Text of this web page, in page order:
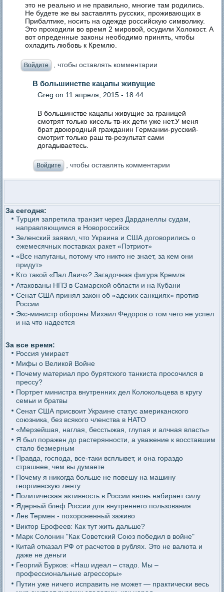
это не реально и не правильно, многие там родились.
Не будете же вы заставлять русских, проживающих в
Прибалтике, носить на одежде российскую символику.
Это проходили во время 2 мировой, осудили Холокост. А
вот опреденные законы неободимо принять, чтобы
охладить любовь к Кремлю.
Войдите , чтобы оставлять комментарии
В большинстве кацапы живущие
Greg on 11 апреля, 2015 - 18:44
В большинстве кацапы живущие за границей
смотрят только кисель тв-их дети уже нет.У меня
брат двоюродный гражданин Германии-русский-
смотрит только раш тв-результат сами
догадываетесь.
Войдите , чтобы оставлять комментарии
За сегодня:
Турция запретила транзит через Дарданеллы судам,
направляющимся в Новороссийск
Зеленский заявил, что Украина и США договорились о
ежемесячных поставках ракет «Пэтриот»
«Все напуганы, потому что никто не знает, за кем они
придут»
Кто такой «Пал Лаич»? Загадочная фигура Кремля
Атакованы НПЗ в Самарской области и на Кубани
Сенат США принял закон об «адских санкциях» против
России
Экс-министр обороны Михаил Федоров о том чего не успел
и на что надеется
За все время:
Россия умирает
Мифы о Великой Войне
Почему материал про бурятского танкиста просочился в
прессу?
Портрет министра внутренних дел Колокольцева в кругу
семьи и братвы
Сенат США присвоит Украине статус американского
союзника, без всякого членства в НАТО
«Мерзейшая, наглая, бесстыжая, глупая и алчная власть»
Я был поражен до растерянности, а уважение к восставшим
стало безмерным
Правда, господа, все-таки всплывет, и она гораздо
страшнее, чем вы думаете
Почему я никогда больше не повешу на машину
георгиевскую ленту
Политическая активность в России вновь набирает силу
Ядерный блеф России для внутреннего пользования
Лев Термен - похороненный заживо
Виктор Ерофеев: Как тут жить дальше?
Марк Солонин "Как Советский Союз победил в войне"
Китай отказал РФ от расчетов в рублях. Это не валюта и
даже не деньги
Георгий Бурков: «Наш идеал – стадо. Мы –
профессиональные агрессоры»
Путин уже ничего исправить не может — практически весь